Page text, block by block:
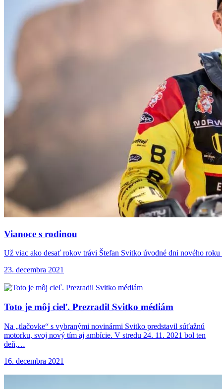
Vianoce s rodinou
Už viac ako desať rokov trávi Štefan Svitko úvodné dni nového
23. decembra 2021
Toto je môj cieľ. Prezradil Svitko médiám
Na „tlačovke“ s vybranými novinármi Svitko predstavil súťažnú
motorku, svoj nový tím aj ambície. V stredu 24. 11. 2021 bol ten
deň,…
16. decembra 2021